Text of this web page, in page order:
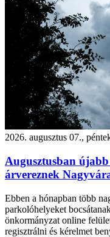
2026. augusztus 07.,
Augusztusban
árvereznek
Ebben a hónapban több
parkolóhelyeket
önkormányzat online
regisztrálni és kérelmet